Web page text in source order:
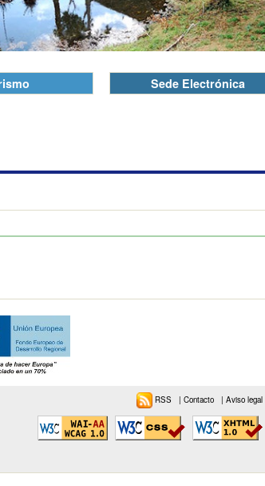
Sede Electrónica
RSS |Contacto |Aviso legal